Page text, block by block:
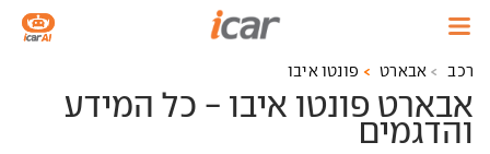
רכב אבארט פונטו איבו
אבארט פונטו איבו - כל המידע
והדגמים